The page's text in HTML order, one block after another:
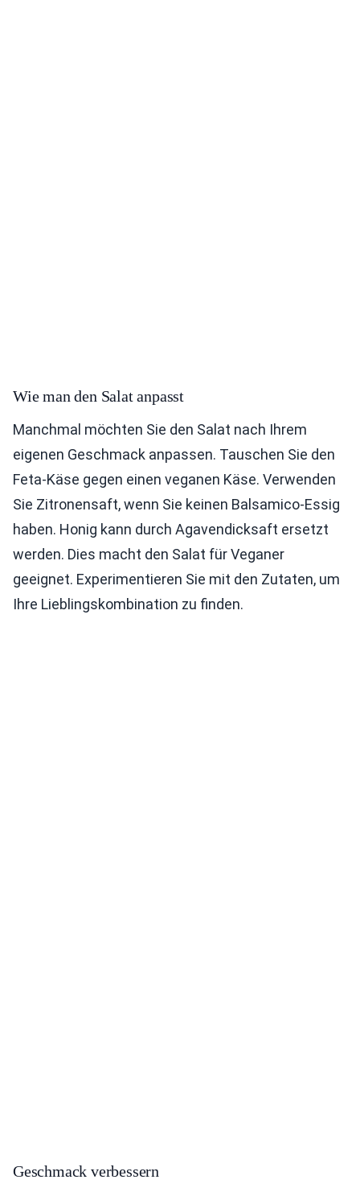
Wie man den Salat anpasst
Manchmal möchten Sie den Salat nach Ihrem
eigenen Geschmack anpassen. Tauschen Sie den
Feta-Käse gegen einen veganen Käse. Verwenden
Sie Zitronensaft, wenn Sie keinen Balsamico-Essig
haben. Honig kann durch Agavendicksaft ersetzt
werden. Dies macht den Salat für Veganer
geeignet. Experimentieren Sie mit den Zutaten, um
Ihre Lieblingskombination zu finden.
Geschmack verbessern